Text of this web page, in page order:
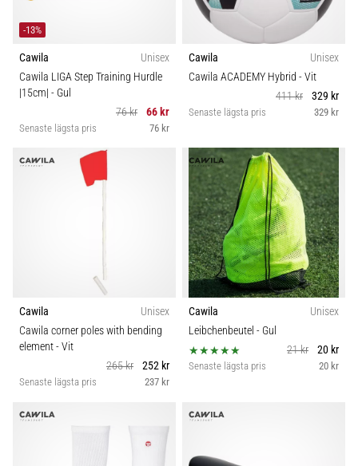
-13%
Cawila
Unisex
Cawila LIGA Step Training Hurdle
|15cm| - Gul
76 kr
66 kr
Senaste lägsta pris 76 kr
Cawila
Unisex
Cawila ACADEMY Hybrid - Vit
411 kr
329 kr
Senaste lägsta pris 329 kr
Cawila
Unisex
Cawila corner poles with bending
element- Vit
265 kr
252 kr
Senaste lägsta pris 237 kr
Cawila
Unisex
Leibchenbeutel - Gul
21 kr
20 kr
Senaste lägsta pris 20 kr